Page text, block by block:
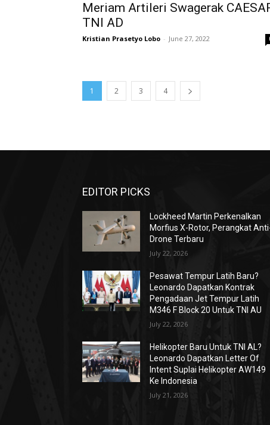
Meriam Artileri Swagerak
TNI AD
Kristian Prasetyo Lobo - June 27, 2022
1 2 3 4
EDITOR PICKS
Lockheed Martin Perkenalkan
Morfius X-Rotor, Perangkat
Drone Terbaru
July 22, 2026
Pesawat Tempur Latih Baru?
Leonardo Dapatkan Kontrak
Pengadaan Jet Tempur Latih
M346 F Block 20 Untuk TNI AU
July 22, 2026
Helikopter Baru Untuk TNI AL?
Leonardo Dapatkan Letter Of
Intent Suplai Helikopter AW149
Ke Indonesia
July 21, 2026